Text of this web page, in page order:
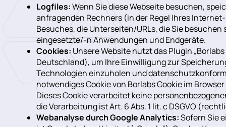
Logfiles:Wenn Sie diese Webseite besuchen,
anfragenden Rechners (in der Regel Ihres
Besuches, die Unterseiten/URLs, die Sie
eingesetzte/-n Anwendungen und Endgeräte.
Cookies: Unsere Website nutzt das Plugin
Deutschland), um Ihre Einwilligung zur
Technologien einzuholen und
notwendiges Cookie von Borlabs Cookie im
Dieses Cookie verarbeitet keine
die Verarbeitung ist Art. 6 Abs. 1 lit. c DSGVO
Webanalyse durch Google Analytics:Sofern Sie